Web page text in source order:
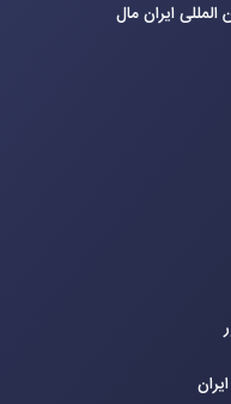
ایران مال